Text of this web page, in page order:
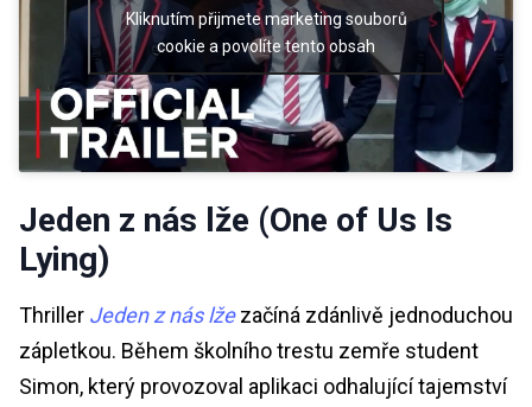
Kliknutím přijmete marketing souborů
cookie a povolíte tento obsah
Jeden z nás lže (One of Us Is
Lying)
Thriller Jeden z nás lžezačíná zdánlivě jednoduchou
zápletkou. Během školního trestu zemře student
Simon, který provozoval aplikaci odhalující tajemství